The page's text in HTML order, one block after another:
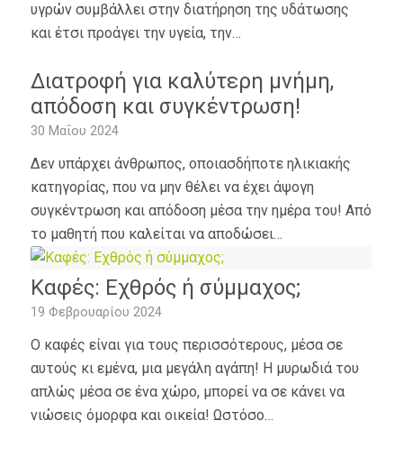
υγρών συμβάλλει στην διατήρηση της υδάτωσης
και έτσι προάγει την υγεία, την…
Διατροφή για καλύτερη μνήμη,
απόδοση και συγκέντρωση!
30 Μαΐου 2024
Δεν υπάρχει άνθρωπος, οποιασδήποτε ηλικιακής
κατηγορίας, που να μην θέλει να έχει άψογη
συγκέντρωση και απόδοση μέσα την ημέρα του! Από
το μαθητή που καλείται να αποδώσει…
Καφές: Εχθρός ή σύμμαχος;
19 Φεβρουαρίου 2024
Ο καφές είναι για τους περισσότερους, μέσα σε
αυτούς κι εμένα, μια μεγάλη αγάπη! Η μυρωδιά του
απλώς μέσα σε ένα χώρο, μπορεί να σε κάνει να
νιώσεις όμορφα και οικεία! Ωστόσο…